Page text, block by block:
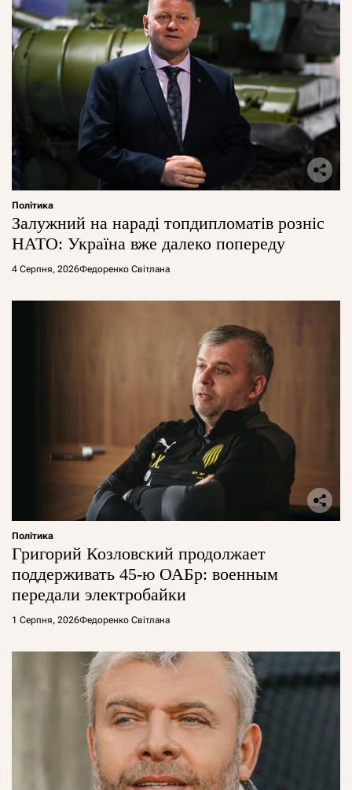
Політика
Залужний на нараді топдипломатів розніс
НАТО: Україна вже далеко попереду
4 Серпня, 2026Федоренко Світлана
Політика
Григорий Козловский продолжает
поддерживать 45-ю ОАБр: военным
передали электробайки
1 Серпня, 2026Федоренко Світлана